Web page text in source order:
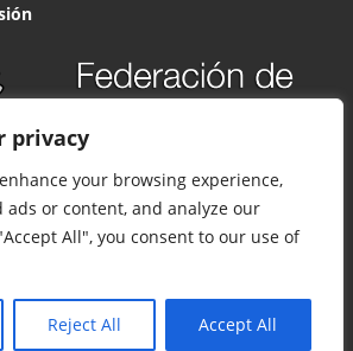
privacy
your browsing experience,
ads or content, and analyze our
All", you consent to our use of
Reject All Accept All
reservados. Desarrollado por
TOOOLS